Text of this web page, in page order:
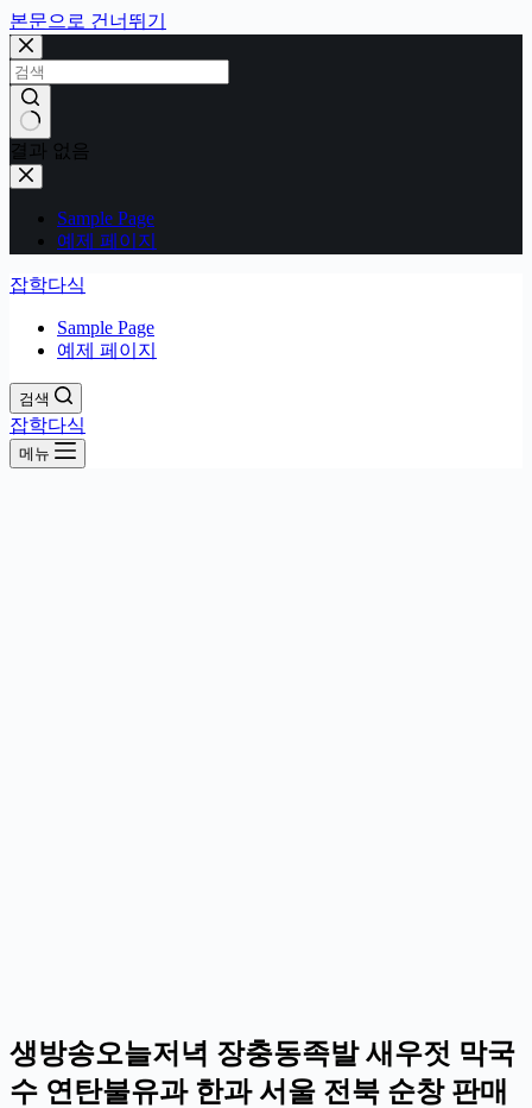
본문으로 건너뛰기
결과 없음
Sample Page
예제 페이지
잡학다식
Sample Page
예제 페이지
검색
잡학다식
메뉴
생방송오늘저녁 장충동족발 새우젓 막국
수 연탄불유과 한과 서울 전북 순창 판매